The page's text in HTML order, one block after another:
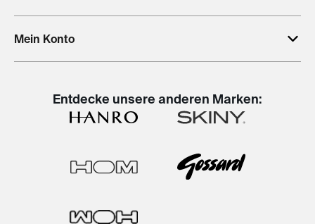
Mein Konto
Entdecke unsere anderen Marken: